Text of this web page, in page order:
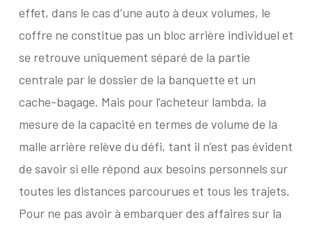
effet, dans le cas d’une auto à deux volumes, le
coffre ne constitue pas un bloc arrière individuel et
se retrouve uniquement séparé de la partie
centrale par le dossier de la banquette et un
cache-bagage. Mais pour l’acheteur lambda, la
mesure de la capacité en termes de volume de la
malle arrière relève du défi, tant il n’est pas évident
de savoir si elle répond aux besoins personnels sur
toutes les distances parcourues et tous les trajets.
Pour ne pas avoir à embarquer des affaires sur la